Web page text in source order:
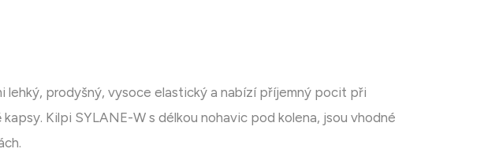
lehký, prodyšný, vysoce elastický a nabízí příjemný pocit při
Kilpi SYLANE-W s délkou nohavic pod kolena, jsou vhodné